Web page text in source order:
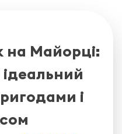
на Майорці:
і